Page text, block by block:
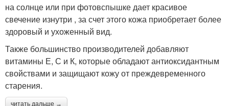
на солнце или при фотовспышке дает красивое
свечение изнутри , за счет этого кожа приобретает более
здоровый и ухоженный вид.
Также большинство производителей добавляют
витамины Е, С и К, которые обладают антиоксидантным
свойствами и защищают кожу от преждевременного
старения.
читать дальше →